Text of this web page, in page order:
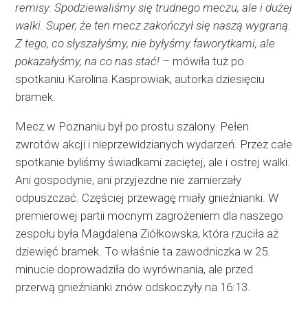
remisy. Spodziewaliśmy się trudnego meczu, ale i dużej
walki. Super, że ten mecz zakończył się naszą wygraną.
Z tego, co słyszałyśmy, nie byłyśmy faworytkami, ale
pokazałyśmy, na co nas stać! – mówiła tuż po
spotkaniu Karolina Kasprowiak, autorka dziesięciu
bramek.
Mecz w Poznaniu był po prostu szalony. Pełen
zwrotów akcji i nieprzewidzianych wydarzeń. Przez całe
spotkanie byliśmy świadkami zaciętej, ale i ostrej walki.
Ani gospodynie, ani przyjezdne nie zamierzały
odpuszczać. Częściej przewagę miały gnieźnianki. W
premierowej partii mocnym zagrożeniem dla naszego
zespołu była Magdalena Ziółkowska, która rzuciła aż
dziewięć bramek. To właśnie ta zawodniczka w 25.
minucie doprowadziła do wyrównania, ale przed
przerwą gnieźnianki znów odskoczyły na 16:13.